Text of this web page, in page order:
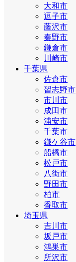
大和市
逗子市
藤沢市
秦野市
鎌倉市
川崎市
千葉県
佐倉市
習志野市
市川市
成田市
浦安市
千葉市
鎌ケ谷市
船橋市
松戸市
八街市
野田市
柏市
香取市
埼玉県
吉川市
坂戸市
鴻巣市
所沢市